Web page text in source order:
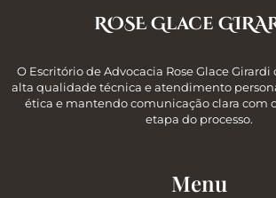
ROSE Glace
O Escritório de Advocacia Rose Glace Girardi
alta qualidade técnica e atendimento
ética e mantendo comunicação clara com
etapa do processo.
Menu